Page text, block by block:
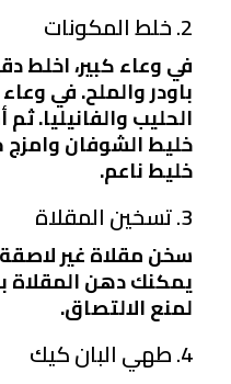
2. خلط المكونات
في وعاء كبير، اخلط
باودر والملح. في
الحليب والفانيليا.
خليط الشوفان
خليط ناعم.
3. تسخين المقلاة
سخن مقلاة غير
يمكنك دهن المقلاة
لمنع الالتصاق.
4. طهي البان كيك